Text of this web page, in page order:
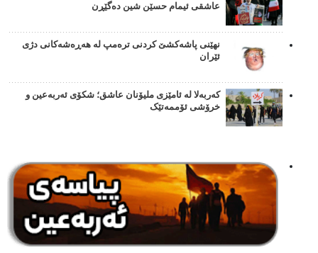
عاشقی ئیمام حسێن شین دەگێڕن
نهێنی پاشەکشێ کردنی ترەمپ لە هەڕەشەکانی دژی
ئێران
کەربەلا لە ئامێزی ملیۆنان عاشق؛ شکۆی ئەربەعین و
خرۆشی ئۆممەتێک